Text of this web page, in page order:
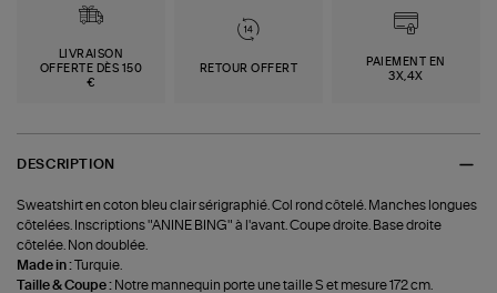
LIVRAISON
OFFERTE DÈS 150
€
RETOUR OFFERT
PAIEMENT EN
3X,4X
DESCRIPTION
Sweatshirt en coton bleu clair sérigraphié. Col rond côtelé. Manches longues
côtelées. Inscriptions "ANINE BING" à l'avant. Coupe droite. Base droite
côtelée. Non doublée.
Made in :Turquie.
Taille & Coupe : Notre mannequin porte une taille S et mesure 172 cm.